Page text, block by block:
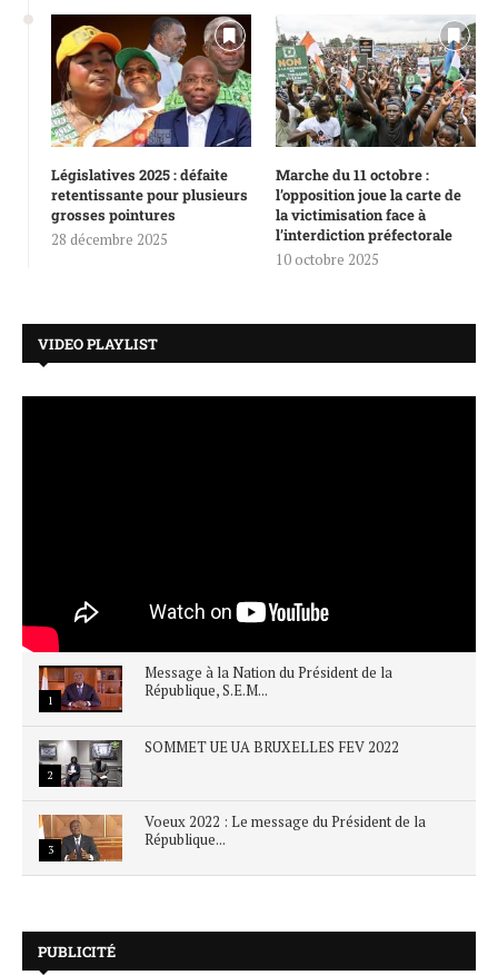
Législatives 2025 : défaite
retentissante pour plusieurs
grosses pointures
28 décembre 2025
Marche du 11 octobre :
l’opposition joue la carte de
la victimisation face à
l’interdiction préfectorale
10 octobre 2025
VIDEO PLAYLIST
1
Message à la Nation du Président de la
République, S.E.M...
2
SOMMET UE UA BRUXELLES FEV 2022
3
Voeux 2022 : Le message du Président de la
République...
PUBLICITÉ